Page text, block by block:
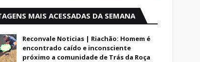
MAIS ACESSADAS DA SEMANA
Reconvale Noticias | Riachão: Homem é
encontrado caído e inconsciente
próximo a comunidade de Trás da Roça